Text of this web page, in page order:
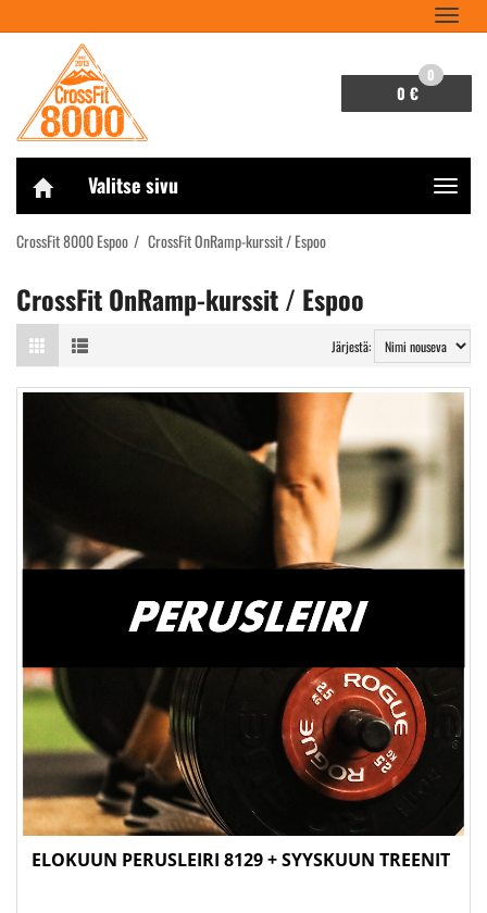
0 €
0
Valitse sivu
CrossFit 8000 Espoo CrossFit OnRamp-kurssit / Espoo
CrossFit OnRamp-kurssit / Espoo
Järjestä:
ELOKUUN PERUSLEIRI 8129 + SYYSKUUN TREENIT